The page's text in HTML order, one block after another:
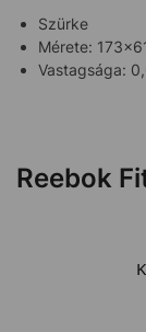
Szürke
Mérete:
Vastagsága:
Reebok